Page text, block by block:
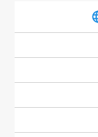
知的財
SMKは、創造し
有用な知的財産の
の認識のもと、
に、その活用を通